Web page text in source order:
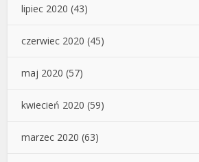
lipiec 2020 (43)
czerwiec 2020 (45)
maj 2020 (57)
kwiecień 2020 (59)
marzec 2020 (63)